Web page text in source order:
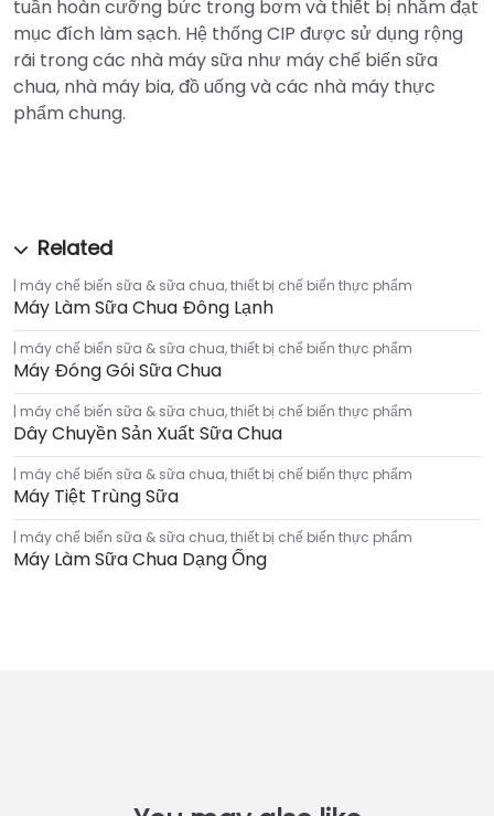
tuần hoàn cưỡng bức trong bơm và thiết bị nhằm đạt
mục đích làm sạch. Hệ thống CIP được sử dụng rộng
rãi trong các nhà máy sữa như máy chế biến sữa
chua, nhà máy bia, đồ uống và các nhà máy thực
phẩm chung.
máy chế biến sữa & sữa chua,thiết bị chế biến thực phẩm
Máy Làm Sữa Chua Đông Lạnh
máy chế biến sữa & sữa chua,thiết bị chế biến thực phẩm
Máy Đóng Gói Sữa Chua
máy chế biến sữa & sữa chua,thiết bị chế biến thực phẩm
Dây Chuyền Sản Xuất Sữa Chua
máy chế biến sữa & sữa chua,thiết bị chế biến thực phẩm
Máy Tiệt Trùng Sữa
máy chế biến sữa & sữa chua,thiết bị chế biến thực phẩm
Máy Làm Sữa Chua Dạng Ống